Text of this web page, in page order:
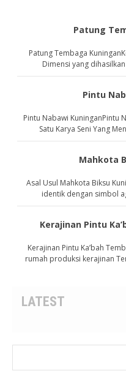
Patung
Patung Tembaga
Dimensi yang
Pintu
Pintu Nabawi KuninganPintu
Satu Karya Seni Yang
Mahkota
Asal Usul Mahkota Biksu
identik dengan simbol
Kerajinan Pintu
Kerajinan Pintu Ka’bah
rumah produksi kerajinan
LATEST